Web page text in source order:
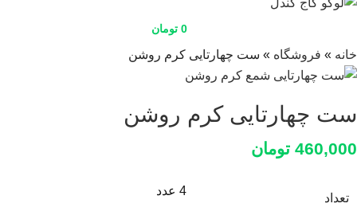
0 تومان
خانه » فروشگاه » ست چهارتایی کرم روشن
ست چهارتایی کرم روشن
460,000 تومان
تعداد
4 عدد